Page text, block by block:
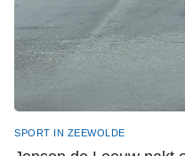
SPORT IN ZEEWOLDE